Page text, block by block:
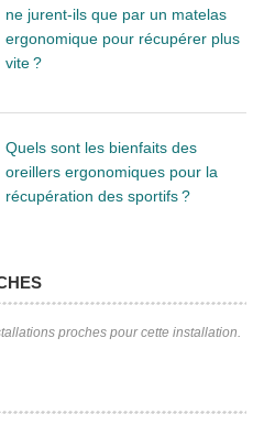
ne jurent-ils que par un matelas
ergonomique pour récupérer plus
vite ?
Quels sont les bienfaits des
oreillers ergonomiques pour la
récupération des sportifs ?
proches pour cette installation.